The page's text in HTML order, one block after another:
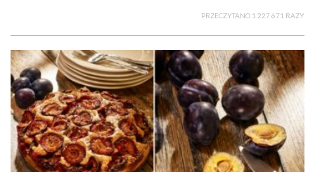
PRZECZYTANO 1 227 671 RAZY